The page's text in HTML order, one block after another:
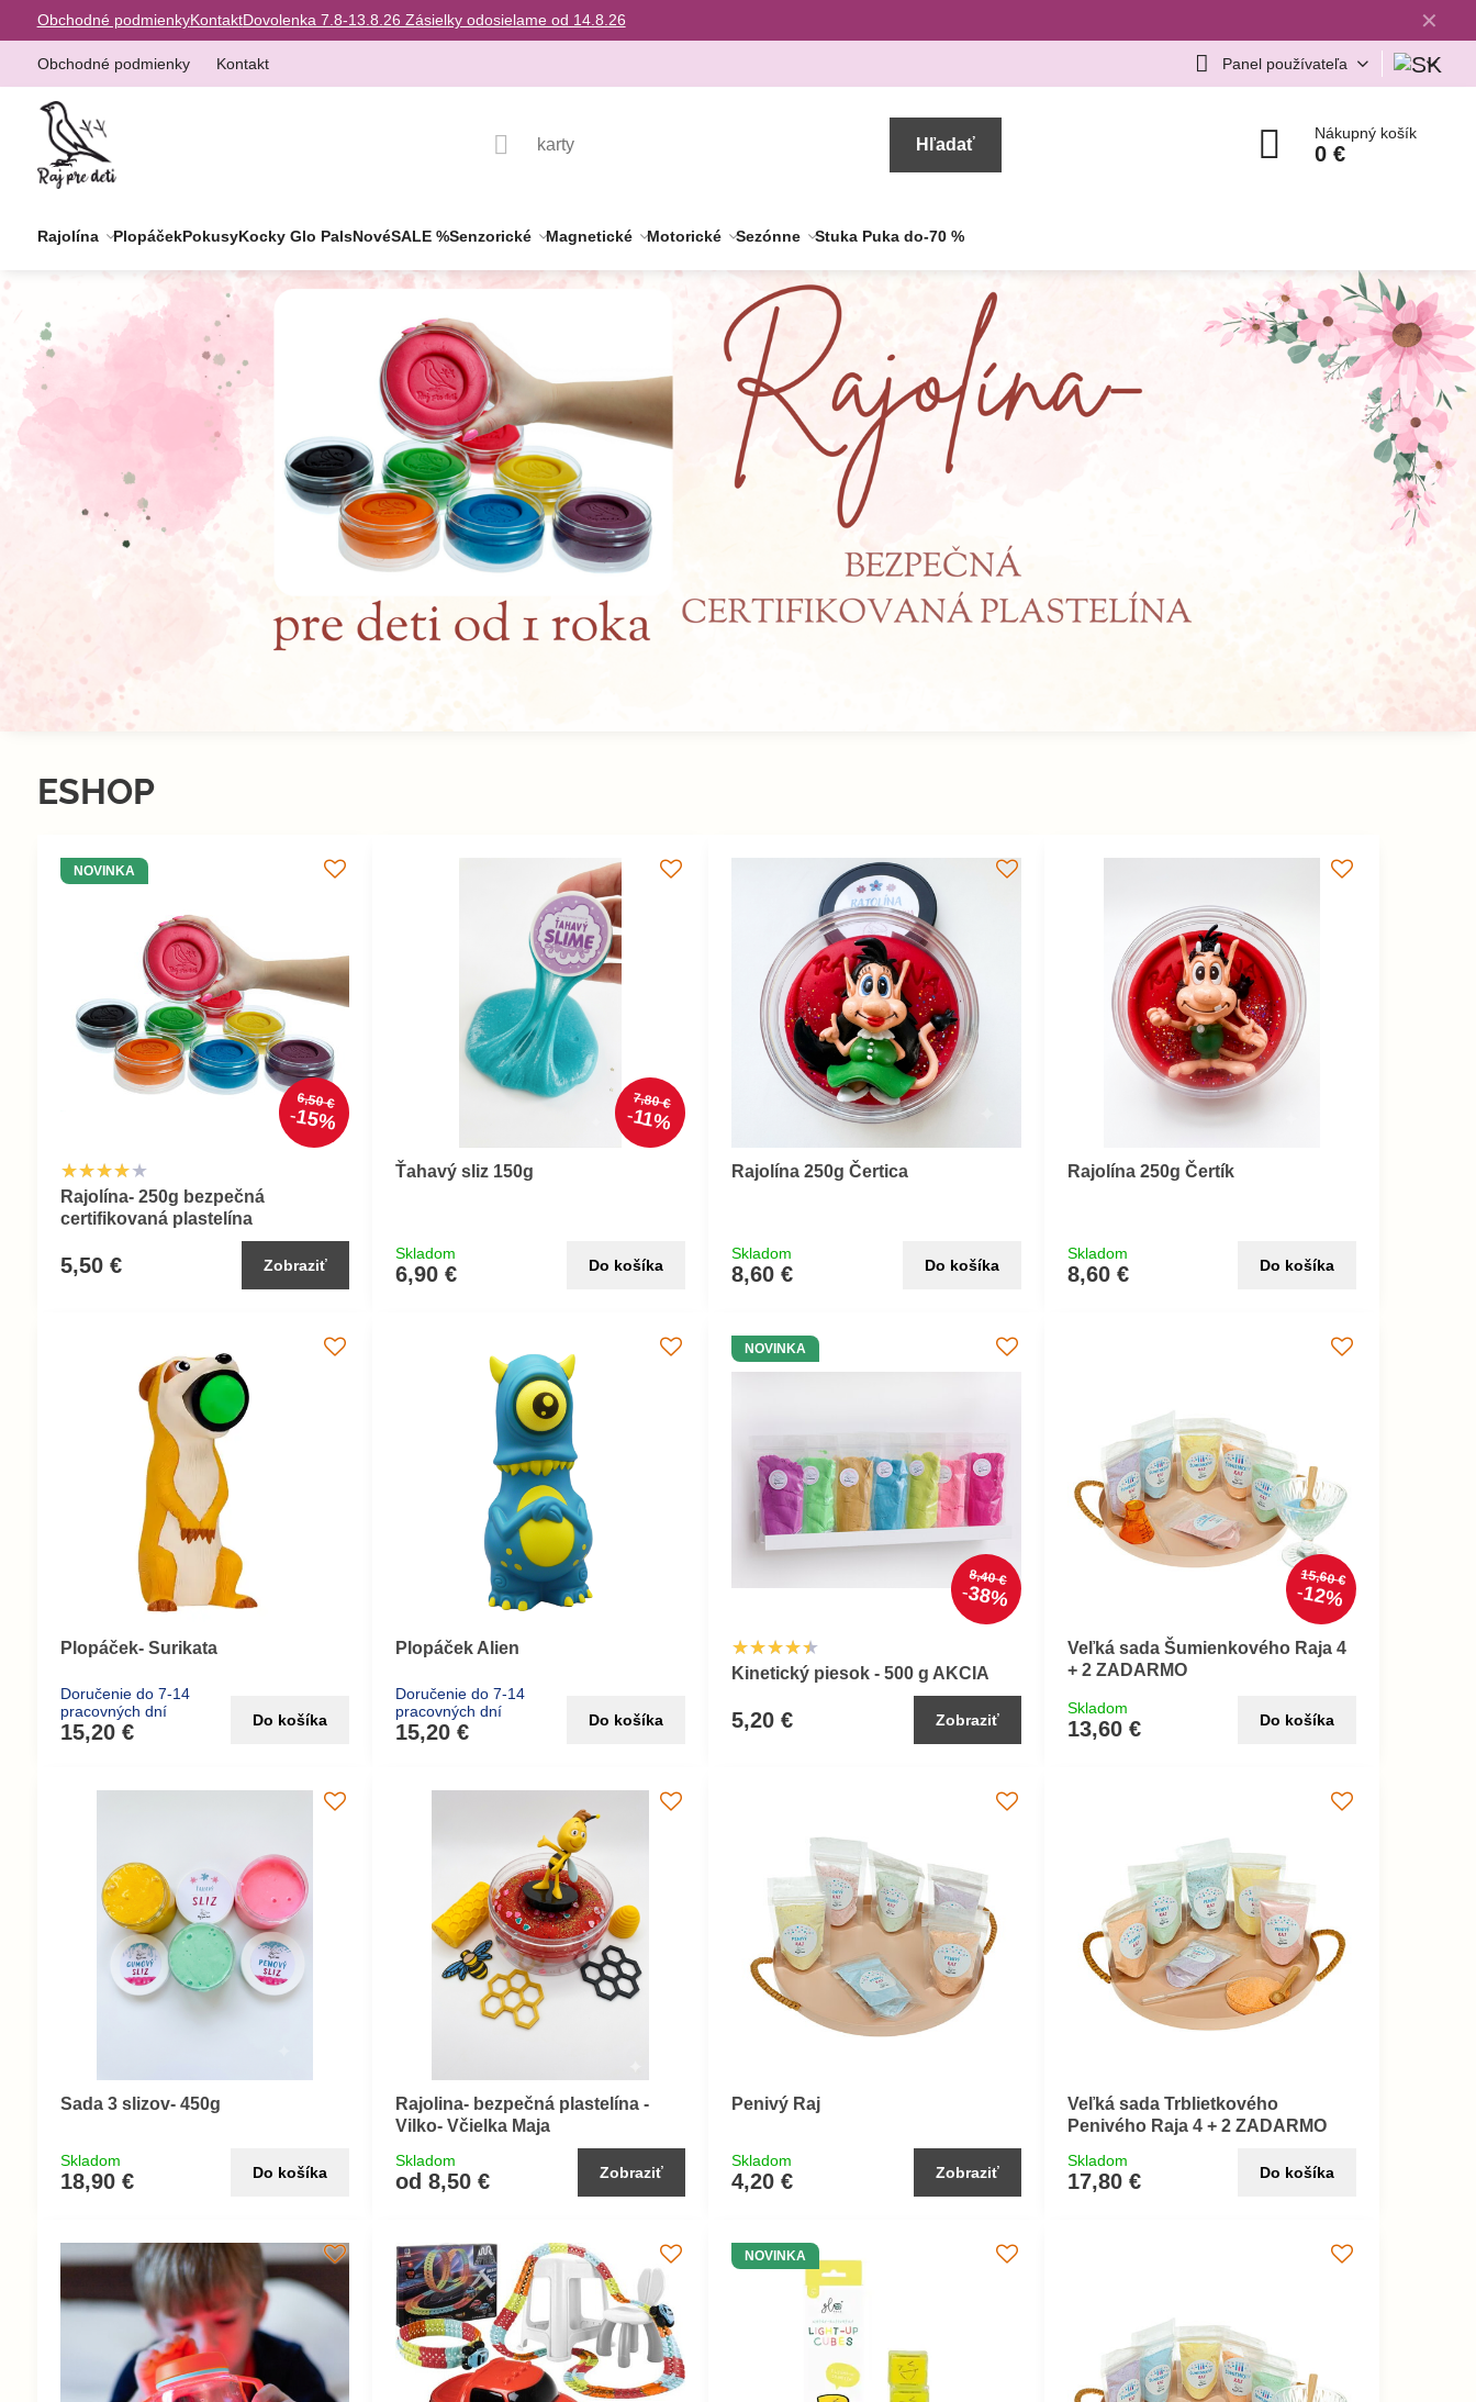
✕
Obchodné podmienkyKontaktDovolenka 7.8-13.8.26 Zásielky odosielame od 14.8.26
Obchodné podmienky Kontakt Panel používateľa
Hľadať
Nákupný košík
0 €
Rajolína PlopáčekPokusyKocky Glo PalsNovéSALE %Senzorické Magnetické Motorické Sezónne Stuka Puka do-70 %
ESHOP
6,50 €
15%
NOVINKA
Rajolína- 250g bezpečná
certifikovaná plastelína
5,50 € Zobraziť
7,80 €
11%
Ťahavý sliz 150g
Skladom
6,90 € Do košíka
Rajolína 250g Čertica
Skladom
8,60 € Do košíka
Rajolína 250g Čertík
Skladom
8,60 € Do košíka
Plopáček- Surikata
Doručenie do 7-14
pracovných dní
15,20 € Do košíka
Plopáček Alien
Doručenie do 7-14
pracovných dní
15,20 € Do košíka
8,40 €
38%
NOVINKA
Kinetický piesok - 500 g AKCIA
5,20 € Zobraziť
15,60 €
12%
Veľká sada Šumienkového Raja 4
+ 2 ZADARMO
Skladom
13,60 € Do košíka
Sada 3 slizov- 450g
Skladom
18,90 € Do košíka
Rajolina- bezpečná plastelína -
Vilko- Včielka Maja
Skladom
od 8,50 € Zobraziť
Penivý Raj
Skladom
4,20 € Zobraziť
Veľká sada Trblietkového
Penivého Raja 4 + 2 ZADARMO
Skladom
17,80 € Do košíka
NOVINKA